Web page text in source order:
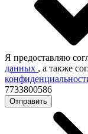
Я предоставляю
данных , а также
7733800586
Отправить